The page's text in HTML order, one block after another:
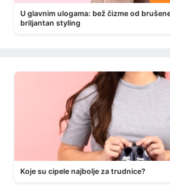
U glavnim ulogama: bež čizme od
briljantan styling
Koje su cipele najbolje za trudnice?